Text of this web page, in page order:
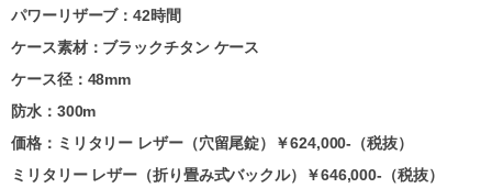
パワーリザーブ：42時間
ケース素材：ブラックチタン ケース
ケース径：48mm
防水：300m
価格：ミリタリー レザー（穴留尾錠）￥624,000-（税抜）
ミリタリー レザー（折り畳み式バックル）￥646,000-（税抜）